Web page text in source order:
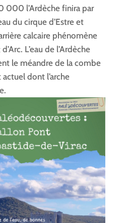
l’Ardèche finira par
du cirque d’Estre et
calcaire phénomène
L’eau de l’Ardèche
le méandre de la combe
dont l’arche